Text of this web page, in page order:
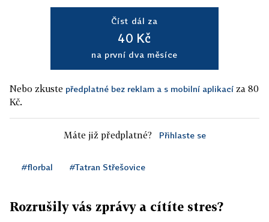
Číst dál za
40 Kč
na první dva měsíce
Nebo zkuste předplatné bez reklam a s mobilní aplikací za 80
Kč.
Máte již předplatné? Přihlaste se
#florbal #Tatran Střešovice
Rozrušily vás zprávy a cítíte stres?